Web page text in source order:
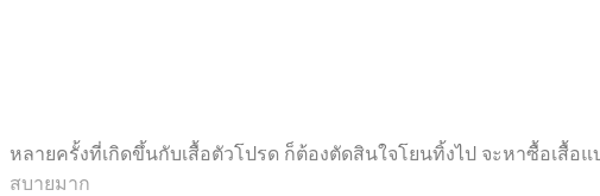
หลายครั้งที่เกิดขึ้นกับเสื้อตัวโปรด ก็ต้องตัดสินใจโยนทิ้งไป จะหาซื้อเสื้อ
สบายมาก